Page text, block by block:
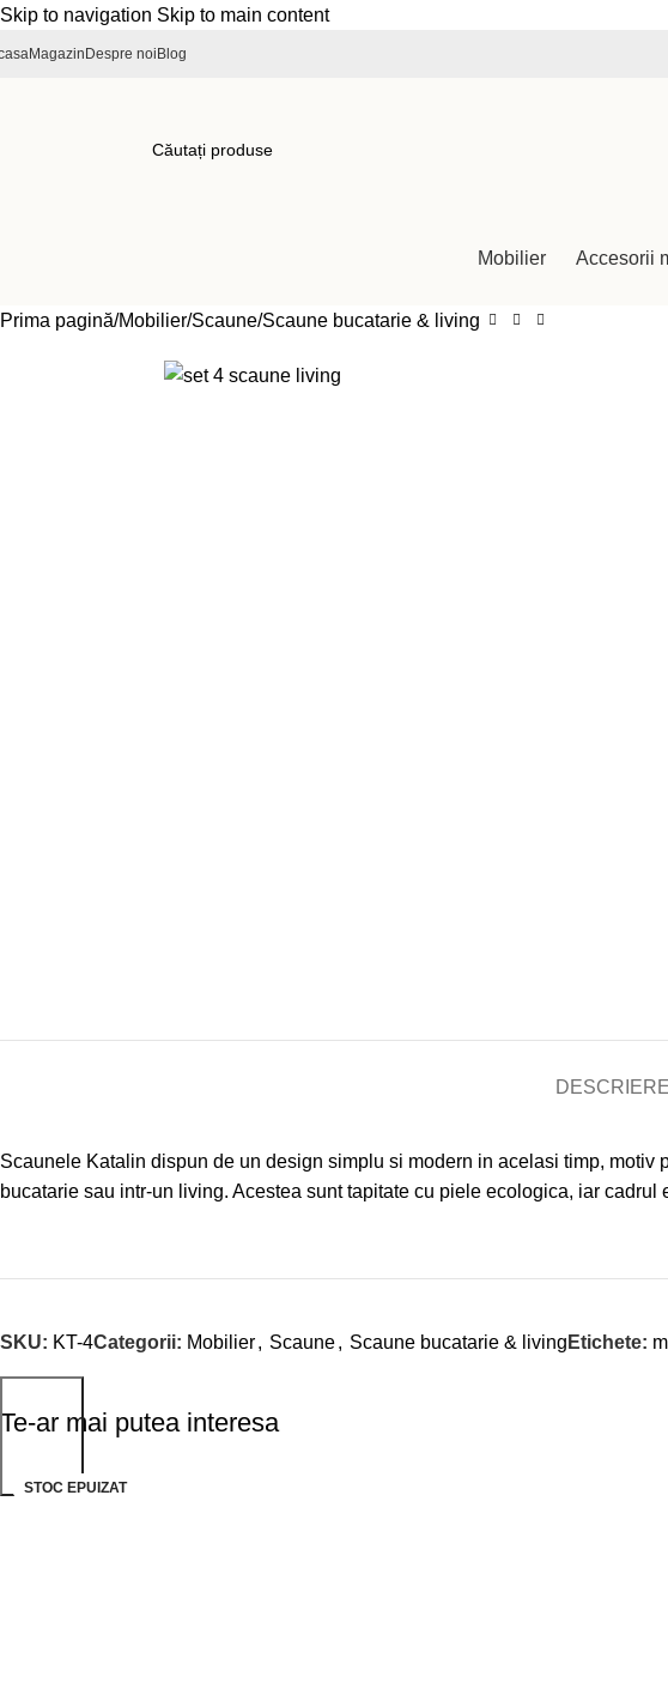
Skip to navigation Skip to main content
Magazin Despre noi Blog
Mobilier Accesorii
Prima pagină Mobilier Scaune Scaune bucatarie & living
DESCRIERE
Scaunele Katalin dispun de un design simplu si modern in acelasi timp,
bucatarie sau intr-un living. Acestea sunt tapitate cu piele ecologica, iar
SKU: KT-4Categorii: Mobilier, Scaune, Scaune bucatarie & living Etichete:
Te-ar mai putea interesa
STOC EPUIZAT